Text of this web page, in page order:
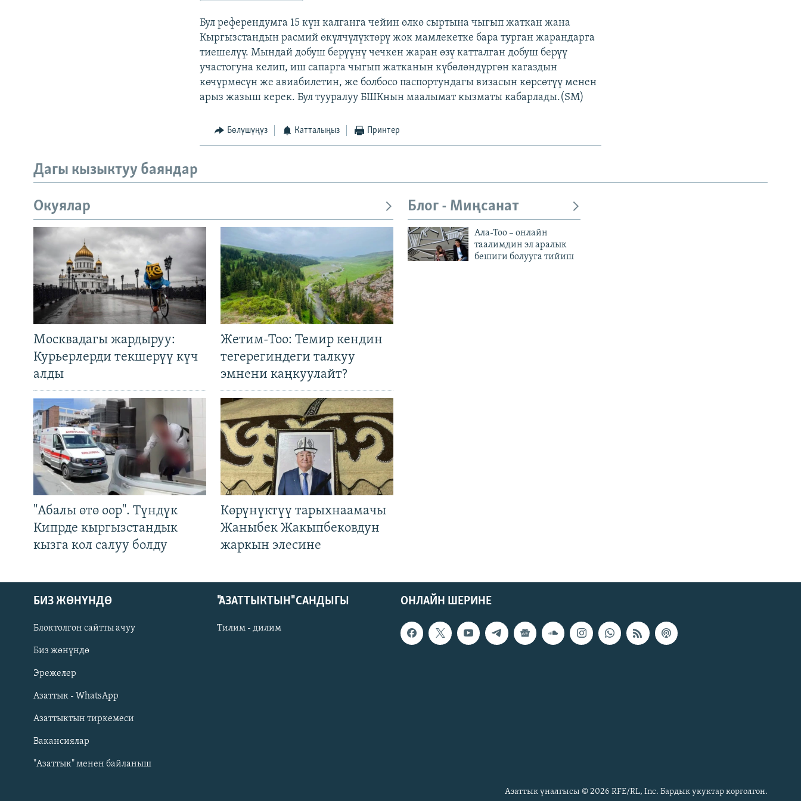
Русский
ОНЛАЙН ШЕРИНЕ
Бул референдумга 15 күн калганга чейин өлкө сыртына чыгып жаткан жана
Кыргызстандын расмий өкүлчүлүктөрү жок мамлекетке бара турган жарандарга
тиешелүү. Мындай добуш берүүнү чечкен жаран өзү катталган добуш берүү
участогуна келип, иш сапарга чыгып жатканын күбөлөндүргөн кагаздын
көчүрмөсүн же авиабилетин, же болбосо паспортундагы визасын көрсөтүү менен
арыз жазыш керек. Бул тууралуу БШКнын маалымат кызматы кабарлады.(SM)
Бөлүшүңүз Катталыңыз Принтер
Дагы кызыктуу баяндар
Окуялар
Москвадагы жардыруу:
Курьерлерди текшерүү күч
алды
Жетим-Тоо: Темир кендин
тегерегиндеги талкуу
эмнени каңкуулайт?
"Абалы өтө оор". Түндүк
Кипрде кыргызстандык
кызга кол салуу болду
Көрүнүктүү тарыхнаамачы
Жаныбек Жакыпбековдун
жаркын элесине
Блог - Миңсанат
Ала-Тоо – онлайн
таалимдин эл аралык
бешиги болууга тийиш
ОНЛАЙН ШЕРИНЕ
БИЗ ЖӨНҮНДӨ
Блоктолгон сайтты ачуу
Биз жөнүндө
Эрежелер
Азаттык - WhatsApp
Азаттыктын тиркемеси
Вакансиялар
"Азаттык" менен байланыш
"АЗАТТЫКТЫН" САНДЫГЫ
Тилим - дилим
Азаттык үналгысы © 2026 RFE/RL, Inc. Бардык укуктар корголгон.